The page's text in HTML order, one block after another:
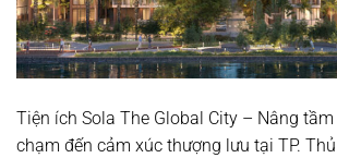
Tiện ích Sola The Global City – Nâng
chạm đến cảm xúc thượng lưu tại TP.